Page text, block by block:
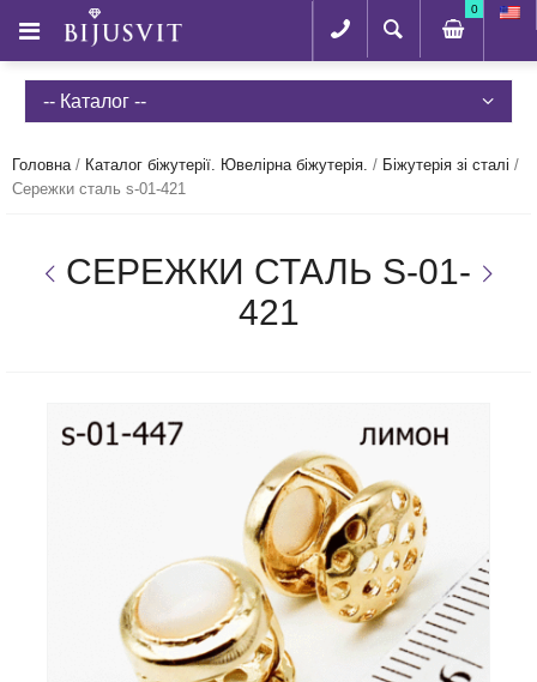
0
-- Каталог --
Головна/ Каталог біжутерії. Ювелірна біжутерія. / Біжутерія зі сталі /
Сережки сталь s-01-421
СЕРЕЖКИ СТАЛЬ S-01-
421